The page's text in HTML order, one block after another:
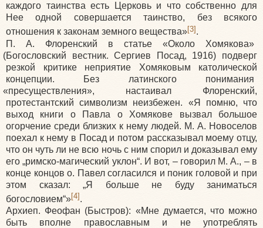
каждого таинства есть Церковь и что собственно для
Нее одной совершается таинство, без всякого
отношения к законам земного вещества»[3].
П. А. Флоренский в статье
«Около Хомякова»
(Богословский вестник. Сергиев Посад, 1916) подверг
резкой критике неприятие Хомяковым католической
концепции. Без латинского понимания
«пресуществления», настаивал Флоренский,
протестантский символизм неизбежен.
«Я
помню, что
выход книги о Павла о Хомякове вызвал большое
огорчение среди близких к нему людей. М. А. Новоселов
поехал к нему в Посад и потом рассказывал моему отцу,
что он чуть ли не всю ночь с ним спорил и доказывал ему
его „римско-магический уклон“. И вот, – говорил М. А., – в
конце концов о. Павел согласился и поник головой и при
этом сказал: „Я больше не буду заниматься
богословием“»[4].
Архиеп. Феофан (Быстров): «Мнедумается, что можно
быть вполне православным и не употреблять